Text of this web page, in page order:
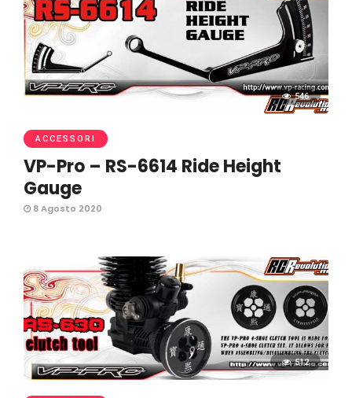
546
ACCESSORI
VP-Pro – RS-6614 Ride Height
Gauge
8 Agosto 2020
512